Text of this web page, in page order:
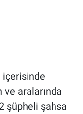
içerisinde
aralarında
şüpheli şahsa